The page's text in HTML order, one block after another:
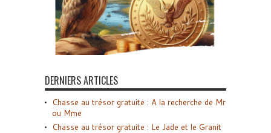
DERNIERS ARTICLES
Chasse au trésor gratuite : A la recherche de Mr
ou Mme
Chasse au trésor gratuite : Le Jade et le Granit